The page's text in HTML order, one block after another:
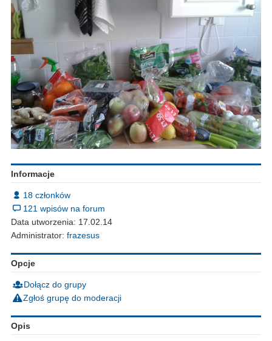
Informacje
18 członków
121 wpisów na forum
Data utworzenia: 17.02.14
Administrator: frazesus
Opcje
Dołącz do grupy
Zgłoś grupę do moderacji
Opis